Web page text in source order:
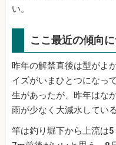
い。
ここ最近の傾向
昨年の解禁直後は型がよ
イズがいまひとつになっ
生があったが、昨年はな
雨が少なく大減水してい
竿は釣り堀下から上流は